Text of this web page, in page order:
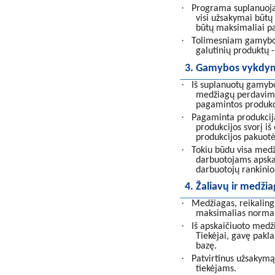
·
Programa
visi užsakymai
būtų maksimaliai
·
Tolimesniam
galutinių produktų
3. Gamybos
·
Iš suplanuotų
medžiagų
pagamintos
·
Pagaminta
produkcijos svorį
produkcijos
·
Tokiu būdu visa
darbuotojams
darbuotojų
4. Žaliavų ir
·
Medžiagas,
maksimalias
·
Iš apskaičiuoto
Tiekėjai, gavę
bazę.
·
Patvirtinus
tiekėjams.